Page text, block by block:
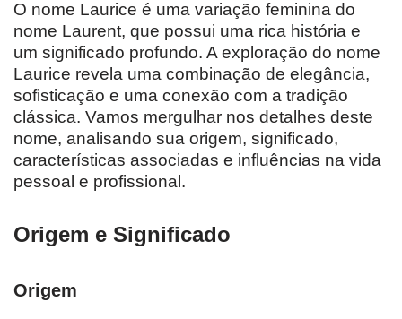
O nome Laurice é uma variação feminina do
nome Laurent, que possui uma rica história e
um significado profundo. A exploração do nome
Laurice revela uma combinação de elegância,
sofisticação e uma conexão com a tradição
clássica. Vamos mergulhar nos detalhes deste
nome, analisando sua origem, significado,
características associadas e influências na vida
pessoal e profissional.
Origem e Significado
Origem